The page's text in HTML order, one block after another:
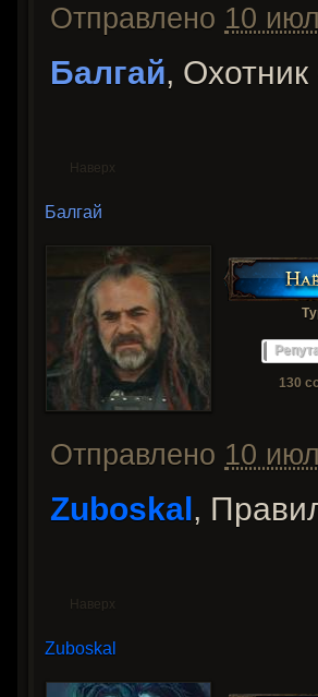
Отправлено 10
Балгай,
Наверх
Балгай
130
Отправлено 10
Zuboskal,
Наверх
Zuboskal